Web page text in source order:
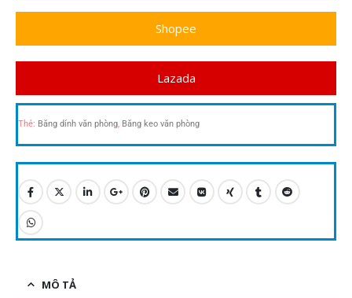
Shopee
Lazada
Thẻ: Băng dính văn phòng, Băng keo văn phòng
MÔ TẢ